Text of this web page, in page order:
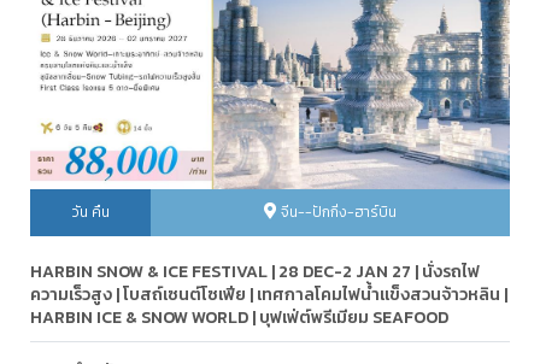
วัน คืน จีน--ปักกิ่ง-ฮาร์บิน
HARBIN SNOW & ICE FESTIVAL | 28 DEC-2 JAN 27 | นั่งรถไฟ
ความเร็วสูง | โบสถ์เซนต์โซเฟีย | เทศกาลโคมไฟน้ำแข็งสวนจ้าวหลิน |
HARBIN ICE & SNOW WORLD | บุฟเฟ่ต์พรีเมียม SEAFOOD